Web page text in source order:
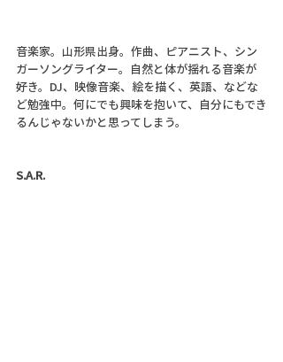
音楽家。山形県出身。作曲、ピアニスト、シン
ガーソングライター。自然と体が揺れる音楽が
好き。DJ、映像音楽、絵を描く、英語、などな
ど勉強中。何にでも興味を抱いて、自分にもでき
るんじゃないかと思ってしまう。
S.A.R.